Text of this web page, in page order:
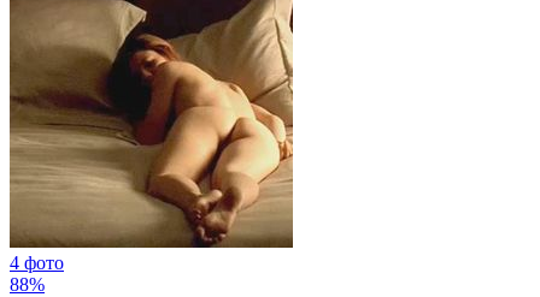
4 фото
88%